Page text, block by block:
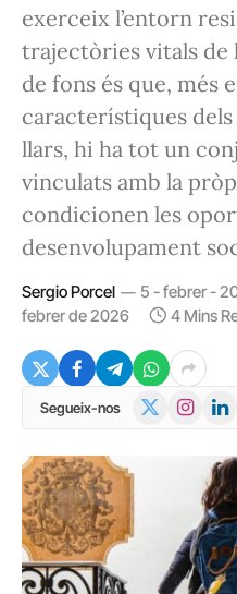
exerceix l’entorn
trajectòries vitals de
de fons és que, més
característiques
llars, hi ha tot un
vinculats amb la
condicionen les
desenvolupament
Sergio Porcel 5 - febrer -
febrer de 2026
4 Mins
Segueix-nos Instagram